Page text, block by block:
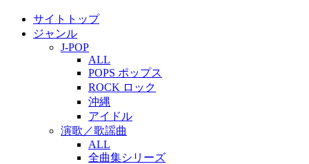
サイトトップ
ジャンル
J-POP
ALL
POPS ポップス
ROCK ロック
沖縄
アイドル
演歌／歌謡曲
ALL
全曲集シリーズ